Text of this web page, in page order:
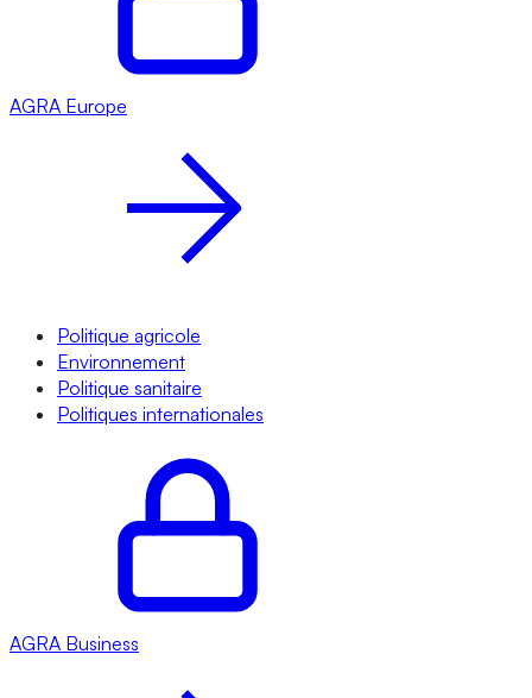
AGRA Europe
Politique agricole
Environnement
Politique sanitaire
Politiques internationales
AGRA Business